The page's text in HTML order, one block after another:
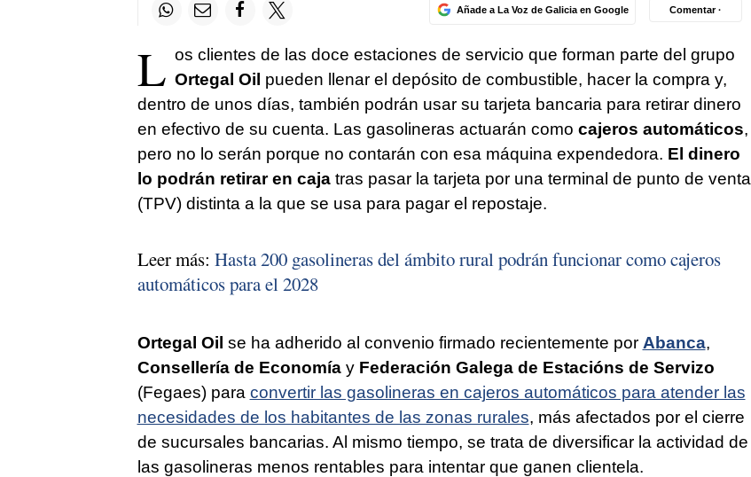
Añade a La Voz de Galicia en Google Comentar ·
L os clientes de las doce estaciones de servicio que forman parte del grupo
Ortegal Oil pueden llenar el depósito de combustible, hacer la compra y,
dentro de unos días, también podrán usar su tarjeta bancaria para retirar dinero
en efectivo de su cuenta. Las gasolineras actuarán como cajeros automáticos,
pero no lo serán porque no contarán con esa máquina expendedora. El dinero
lo podrán retirar en cajatras pasar la tarjeta por una terminal de punto de venta
(TPV) distinta a la que se usa para pagar el repostaje.
Leer más: Hasta 200 gasolineras del ámbito rural podrán funcionar como cajeros
automáticos para el 2028
Ortegal Oil se ha adherido al convenio firmado recientemente por Abanca,
Consellería de Economíay Federación Galega de Estacións de Servizo
(Fegaes) para convertir las gasolineras en cajeros automáticos para atender las
necesidades de los habitantes de las zonas rurales, más afectados por el cierre
de sucursales bancarias. Al mismo tiempo, se trata de diversificar la actividad de
las gasolineras menos rentables para intentar que ganen clientela.